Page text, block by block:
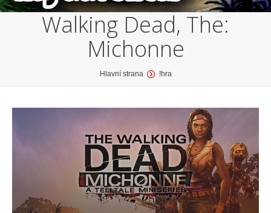
Přihlášení O projektu
Katalog her
Walking Dead, The:
Michonne
Hlavní strana !hra